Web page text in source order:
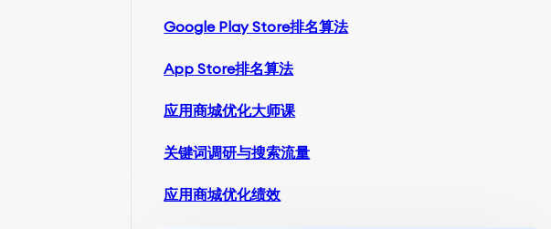
Google Play Store排名算法
App Store排名算法
应用商城优化大师课
关键词调研与搜索流量
应用商城优化绩效